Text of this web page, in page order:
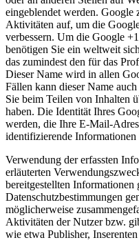
eingeblendet werden.
Aktivitäten auf, um die
verbessern. Um die Google
benötigen Sie ein weltweit
das zumindest den für das
Dieser Name wird in allen
Fällen kann dieser Name
Sie beim Teilen von Inhalten
haben. Die Identität Ihres
werden, die Ihre E-Mail-
identifizierende
Verwendung der erfassten
erläuterten
bereitgestellten Informationen
Datenschutzbestimmungen
möglicherweise
Aktivitäten der Nutzer bzw.
wie etwa Publisher,